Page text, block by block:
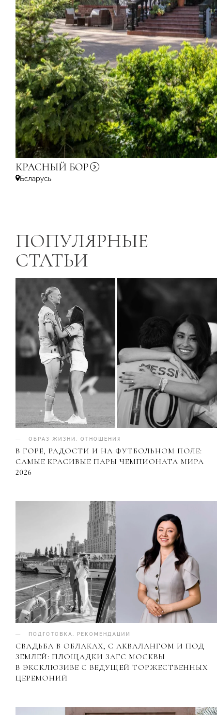
КРАСНЫЙ БОР
Бєларусь
ПОПУЛЯРНЫЕ
СТАТЬИ
ОБРАЗ ЖИЗНИ ОТНОШЕНИЯ
В ГОРЕ, РАДОСТИ И НА ФУТБОЛЬНОМ ПОЛЕ:
САМЫЕ КРАСИВЫЕ ПАРЫ ЧЕМПИОНАТА МИРА
2026
ПОДГОТОВКА. РЕКОМЕНДАЦИИ
СВАДЬБА В ОБЛАКАХ, С АКВАЛАНГОМ И ПОД
ЗЕМЛЕЙ: ПЛОЩАДКИ ЗАГС МОСКВЫ
В ЭКСКЛЮЗИВЕ С ВЕДУЩЕЙ ТОРЖЕСТВЕННЫХ
ЦЕРЕМОНИЙ